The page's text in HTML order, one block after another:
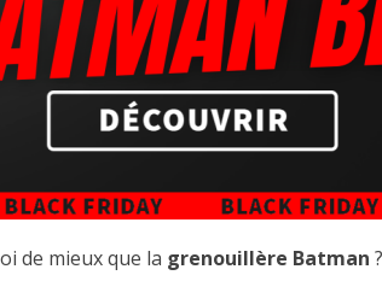
de mieux que la grenouillère Batman